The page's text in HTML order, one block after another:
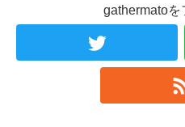
gathermatoを